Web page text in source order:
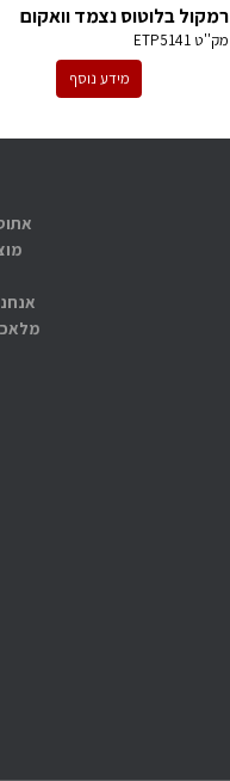
רמקול בלוטוס נצמד וואקום
מק''טETP5141
מידע נוסף